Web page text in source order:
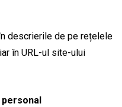
descrierile de pe rețelele
în URL-ul site-ului